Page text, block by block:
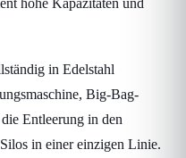
in Edelstahl
Big-Bag-
Entleerung in den
in einer einzigen Linie.